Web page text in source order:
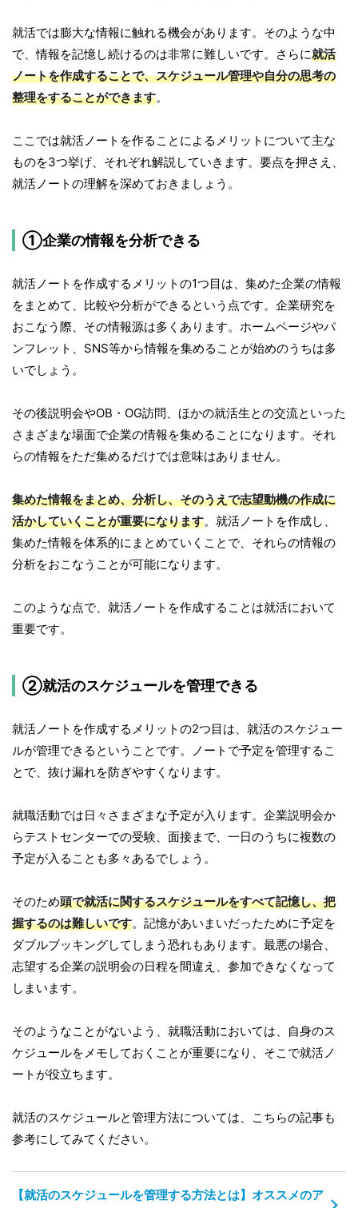
就活では膨大な情報に触れる機会があります。そのような中
で、情報を記憶し続けるのは非常に難しいです。さらに就活
ノートを作成することで、スケジュール管理や自分の思考の
整理をすることができます。
ここでは就活ノートを作ることによるメリットについて主な
ものを3つ挙げ、それぞれ解説していきます。要点を押さえ、
就活ノートの理解を深めておきましょう。
①企業の情報を分析できる
就活ノートを作成するメリットの1つ目は、集めた企業の情報
をまとめて、比較や分析ができるという点です。企業研究を
おこなう際、その情報源は多くあります。ホームページやパ
ンフレット、SNS等から情報を集めることが始めのうちは多
いでしょう。
その後説明会やOB・OG訪問、ほかの就活生との交流といった
さまざまな場面で企業の情報を集めることになります。それ
らの情報をただ集めるだけでは意味はありません。
集めた情報をまとめ、分析し、そのうえで志望動機の作成に
活かしていくことが重要になります。就活ノートを作成し、
集めた情報を体系的にまとめていくことで、それらの情報の
分析をおこなうことが可能になります。
このような点で、就活ノートを作成することは就活において
重要です。
②就活のスケジュールを管理できる
就活ノートを作成するメリットの2つ目は、就活のスケジュー
ルが管理できるということです。ノートで予定を管理するこ
とで、抜け漏れを防ぎやすくなります。
就職活動では日々さまざまな予定が入ります。企業説明会か
らテストセンターでの受験、面接まで、一日のうちに複数の
予定が入ることも多々あるでしょう。
そのため頭で就活に関するスケジュールをすべて記憶し、把
握するのは難しいです。記憶があいまいだったために予定を
ダブルブッキングしてしまう恐れもあります。最悪の場合、
志望する企業の説明会の日程を間違え、参加できなくなって
しまいます。
そのようなことがないよう、就職活動においては、自身のス
ケジュールをメモしておくことが重要になり、そこで就活ノ
ートが役立ちます。
就活のスケジュールと管理方法については、こちらの記事も
参考にしてみてください。
【就活のスケジュールを管理する方法とは】オススメのア